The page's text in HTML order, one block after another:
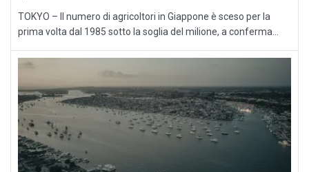
TOKYO – Il numero di agricoltori in Giappone è sceso per la
prima volta dal 1985 sotto la soglia del milione, a conferma...